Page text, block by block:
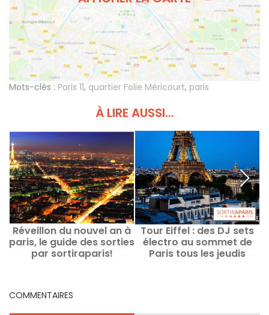
Mots-clés : Paris 11, quartier Folie Méricourt, paris
À LIRE AUSSI...
Réveillon du nouvel an à
paris, le guide des sorties
par sortiraparis!
Tour Eiffel : des DJ sets
électro au sommet de
Paris tous les jeudis
COMMENTAIRES